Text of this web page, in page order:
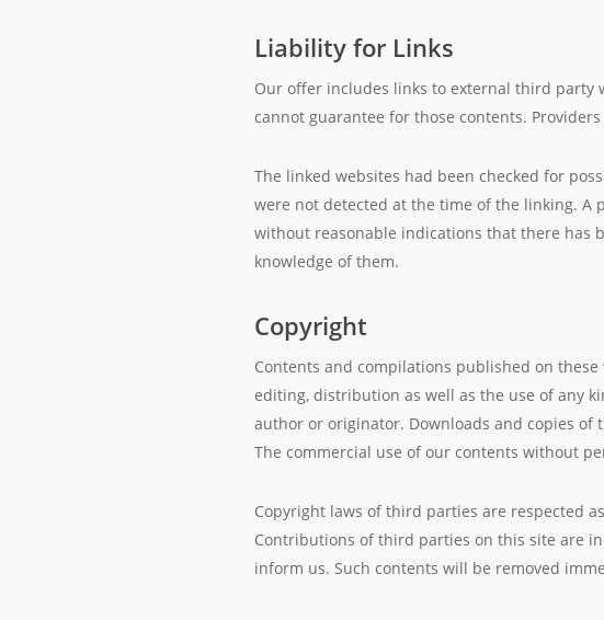
Liability for Links
Our offer includes links to external third party
cannot guarantee for those contents.
The linked websites had been checked for
were not detected at the time of the linking. A
without reasonable indications that there has
knowledge of them.
Copyright
Contents and compilations published on
editing, distribution as well as the use of any
author or originator. Downloads and copies
The commercial use of our contents without
Copyright laws of third parties are respected
Contributions of third parties on this site are
inform us. Such contents will be removed